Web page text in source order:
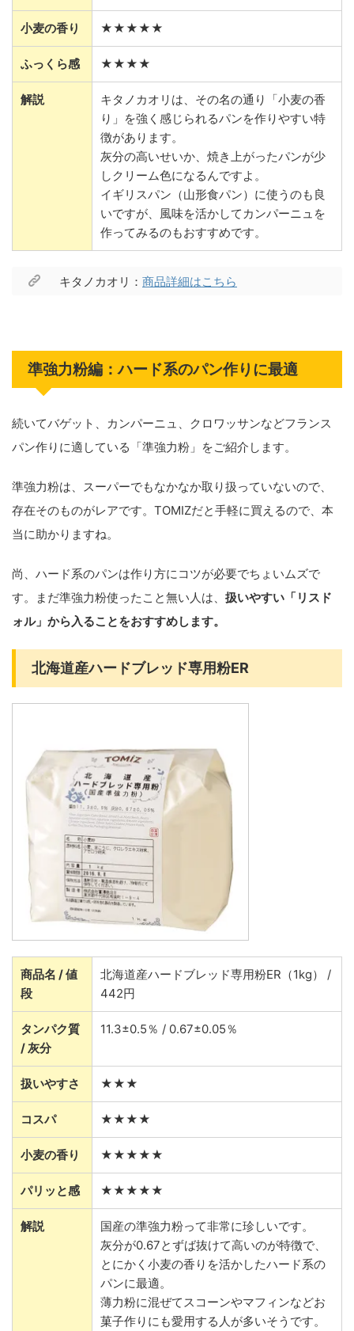
小麦の香り ★★★★★
ふっくら感 ★★★★
解説
キタノカオリは、その名の通り「小麦の香
り」を強く感じられるパンを作りやすい特
徴があります。
灰分の高いせいか、焼き上がったパンが少
しクリーム色になるんですよ。
イギリスパン（山形食パン）に使うのも良
いですが、風味を活かしてカンパーニュを
作ってみるのもおすすめです。
キタノカオリ： 商品詳細はこちら
準強力粉編：ハード系のパン作りに最適
続いてバゲット、カンパーニュ、クロワッサンなどフランス
パン作りに適している「準強力粉」をご紹介します。
準強力粉は、スーパーでもなかなか取り扱っていないので、
存在そのものがレアです。TOMIZだと手軽に買えるので、本
当に助かりますね。
尚、ハード系のパンは作り方にコツが必要でちょいムズで
す。まだ準強力粉使ったこと無い人は、 扱いやすい「リスド
ォル」から入ることをおすすめします。
北海道産ハードブレッド専用粉ER
商品名 / 値
段
北海道産ハードブレッド専用粉ER（1kg） /
442円
タンパク質
/ 灰分
11.3±0.5％ / 0.67±0.05％
扱いやすさ ★★★
コスパ ★★★★
小麦の香り ★★★★★
パリッと感 ★★★★★
解説
国産の準強力粉って非常に珍しいです。
灰分が0.67とずば抜けて高いのが特徴で、
とにかく小麦の香りを活かしたハード系の
パンに最適。
薄力粉に混ぜてスコーンやマフィンなどお
菓子作りにも愛用する人が多いそうです。